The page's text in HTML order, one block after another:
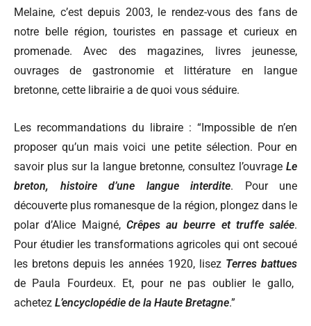
Melaine, c’est depuis 2003, le rendez-vous des fans de
notre belle région, touristes en passage et curieux en
promenade. Avec des magazines, livres jeunesse,
ouvrages de gastronomie et littérature en langue
bretonne, cette librairie a de quoi vous séduire.
Les recommandations du libraire : “Impossible de n’en
proposer qu’un mais voici une petite sélection. Pour en
savoir plus sur la langue bretonne, consultez l’ouvrage Le
breton, histoire d’une langue interdite. Pour une
découverte plus romanesque de la région, plongez dans le
polar d’Alice Maigné, Crêpes au beurre et truffe salée.
Pour étudier les transformations agricoles qui ont secoué
les bretons depuis les années 1920, lisez Terres battues
de Paula Fourdeux. Et, pour ne pas oublier le gallo,
achetez L’encyclopédie de la Haute Bretagne.”